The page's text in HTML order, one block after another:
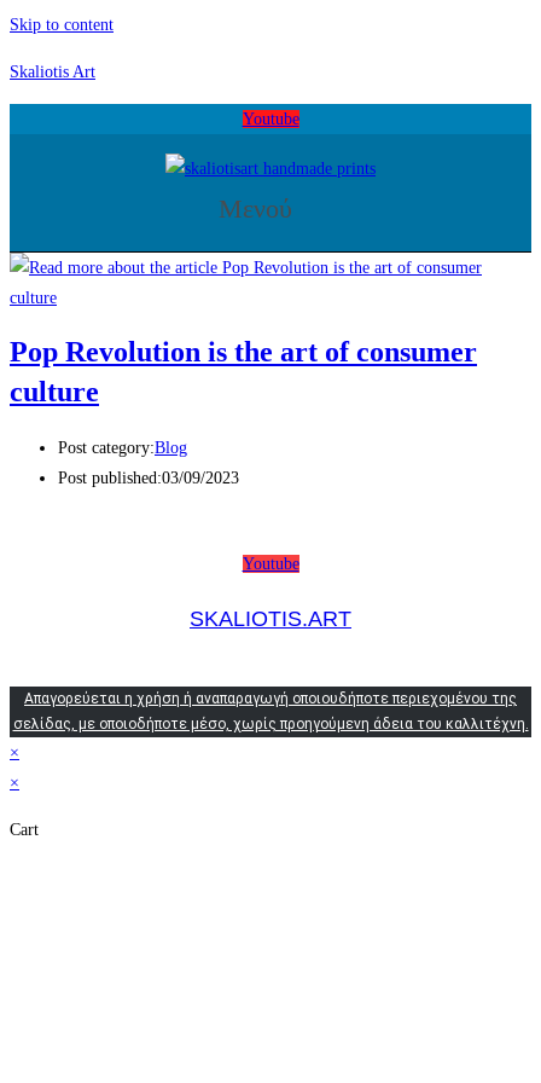
Skip to content
Skaliotis Art
Youtube
Μενού
Pop Revolution is the art of consumer
culture
Post category:Blog
Post published:03/09/2023
Youtube
SKALIOTIS.ART
Απαγορεύεται η χρήση ή αναπαραγωγή οποιουδήποτε περιεχομένου της
σελίδας, με οποιοδήποτε μέσο, χωρίς προηγούμενη άδεια του καλλιτέχνη.
×
×
Cart